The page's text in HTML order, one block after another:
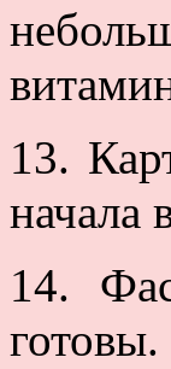
13.
начала
14.
готовы.